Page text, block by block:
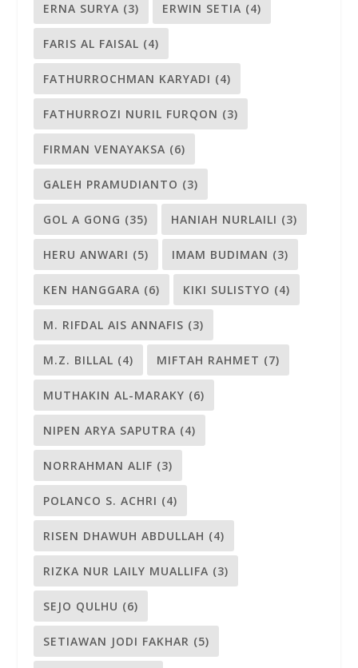
ERNA SURYA (3) ERWIN SETIA (4)
FARIS AL FAISAL (4)
FATHURROCHMAN KARYADI (4)
FATHURROZI NURIL FURQON (3)
FIRMAN VENAYAKSA (6)
GALEH PRAMUDIANTO (3)
GOL A GONG (35) HANIAH NURLAILI (3)
HERU ANWARI (5) IMAM BUDIMAN (3)
KEN HANGGARA (6) KIKI SULISTYO (4)
M. RIFDAL AIS ANNAFIS (3)
M.Z. BILLAL (4) MIFTAH RAHMET (7)
MUTHAKIN AL-MARAKY (6)
NIPEN ARYA SAPUTRA (4)
NORRAHMAN ALIF (3)
POLANCO S. ACHRI (4)
RISEN DHAWUH ABDULLAH (4)
RIZKA NUR LAILY MUALLIFA (3)
SEJO QULHU (6)
SETIAWAN JODI FAKHAR (5)